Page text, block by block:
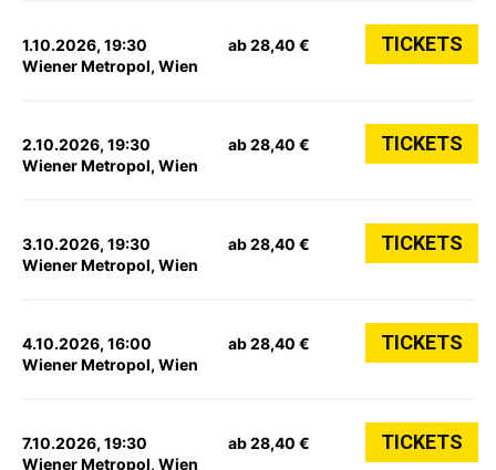
1.10.2026, 19:30
Wiener Metropol, Wien
ab 28,40 € TICKETS
2.10.2026, 19:30
Wiener Metropol, Wien
ab 28,40 € TICKETS
3.10.2026, 19:30
Wiener Metropol, Wien
ab 28,40 € TICKETS
4.10.2026, 16:00
Wiener Metropol, Wien
ab 28,40 € TICKETS
7.10.2026, 19:30
Wiener Metropol, Wien
ab 28,40 € TICKETS